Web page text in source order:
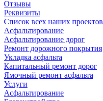
Отзывы
Реквизиты
Список всех наших проектов
Асфальтирование
Асфальтирование дорог
Ремонт дорожного покрытия
Укладка асфальта
Капитальный ремонт дорог
Ямочный ремонт асфальта
Услуги
Асфальтирование